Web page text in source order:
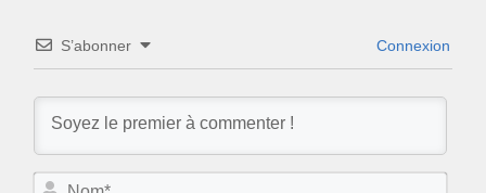
S’abonner Connexion
N